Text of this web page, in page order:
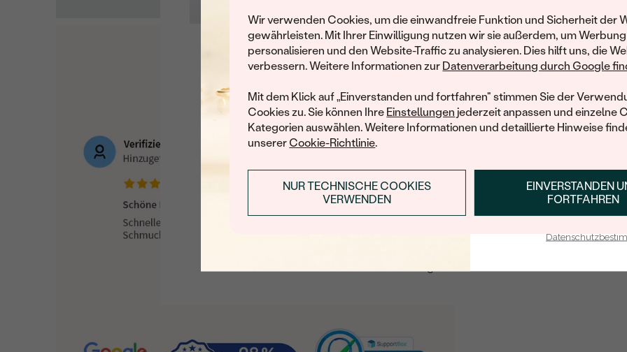
Wir verwenden Cookies, um die einwandfreie Funktion und Sicherheit der
gewährleisten. Mit Ihrer Einwilligung nutzen wir sie außerdem, um Werbung
personalisieren und den Website-Traffic zu analysieren. Dies hilft uns, die
verbessern. Weitere Informationen zur Datenverarbeitung durch Google
Mit dem Klick auf „Einverstanden und fortfahren" stimmen Sie der
Cookies zu. Sie können Ihre Einstellungen jederzeit anpassen und einzelne
Kategorien auswählen. Weitere Informationen und detaillierte Hinweise
unserer Cookie-Richtlinie.
EINVERSTANDEN
FORTFAHREN
NUR TECHNISCHE COOKIES
VERWENDEN
Leider hat dieses Schmuckstück bereits seinen Besitzer
informiert werden möchten, hinterlassen Sie uns bitte Ihre E-
E-Mail
MIR EINE NACHRICHT SENDEN, WENN
Mit meinem Klicken bestätige ich, dass ich die
Werden Sie Teil
und entdecken Sie die
gefertigten Schmucks
Ihren ersten
ANMELDEN &
E-Mail-Adresse je bei uns in